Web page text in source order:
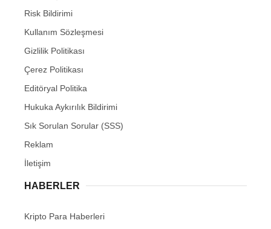
Risk Bildirimi
Kullanım Sözleşmesi
Gizlilik Politikası
Çerez Politikası
Editöryal Politika
Hukuka Aykırılık Bildirimi
Sık Sorulan Sorular (SSS)
Reklam
İletişim
HABERLER
Kripto Para Haberleri